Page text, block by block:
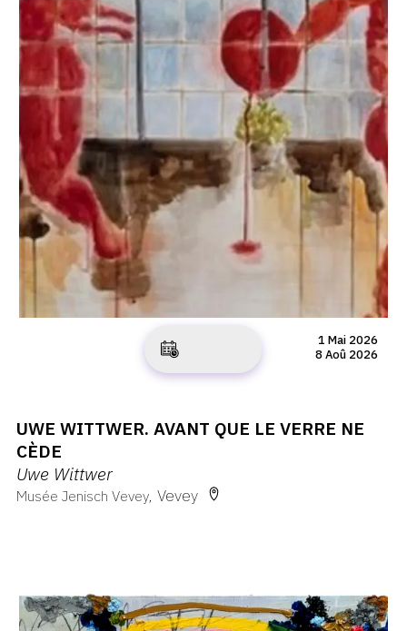
1 Mai 2026
8 Aoû 2026
UWE WITTWER. AVANT QUE LE VERRE NE
CÈDE
Uwe Wittwer
Musée Jenisch Vevey Vevey